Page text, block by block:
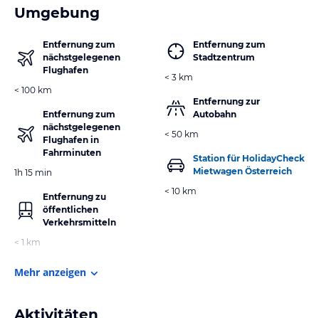
Umgebung
Entfernung zum
nächstgelegenen
Flughafen
< 100 km
Entfernung zum
nächstgelegenen
Flughafen in
Fahrminuten
1h 15 min
Entfernung zu
öffentlichen
Verkehrsmitteln
< 1 km
Entfernung zum
Stadtzentrum
< 3 km
Entfernung zur
Autobahn
< 50 km
Station für HolidayCheck
Mietwagen Österreich
< 10 km
Mehr anzeigen
Aktivitäten